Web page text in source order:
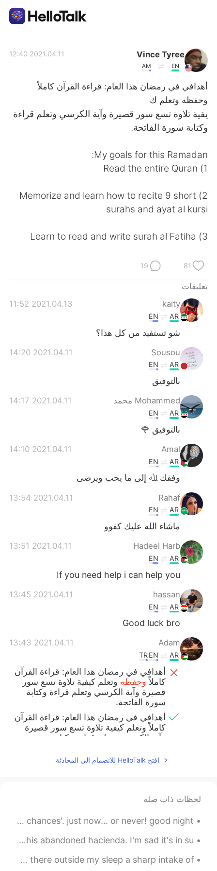
Español
Français Deutsch
Vince Tyree
EN
AM
2021.04.11 12:40
أهدافي في رمضان هذا العام: قراءة القرآن كاملاً
وحفظه وتعلم ك
يفية تلاوة تسع سور قصيرة وآية الكرسي وتعلم قراءة
وكتابة سورة الفاتحة.
My goals for this Ramadan:
1) Read the entire Quran
2) Memorize and learn how to recite 9 short
surahs and ayat al kursi
3) Learn to read and write surah al Fatiha
81
19
تعليقات
kaity
2021.04.13 11:52
AR
EN
شو تستفيد من كل هذا؟
Sousou
2021.04.11 14:20
AR
EN
بالتوفيق
Mohammed محمد 2021.04.11 14:17
AR
EN
بالتوفيق 🌹
Amal
2021.04.11 14:10
AR
EN
وفقك ﷲ إلى ما يحب ويرضى
Rahaf
2021.04.11 13:54
AR
EN
ماشاء الله عليك كفوو
Hadeel Harb
2021.04.11 13:51
AR
EN
If you need help i can help you
hassan
2021.04.11 13:45
AR
EN
Good luck bro
Adam
2021.04.11 13:43
AR
EN
TR
أهدافي في رمضان هذا العام: قراءة القرآن
كاملاًوحفظهوتعلم كيفية تلاوة تسع سور
قصيرة وآية الكرسي وتعلم قراءة وكتابة
سورة الفاتحة.
أهدافي في رمضان هذا العام: قراءة القرآن
كاملاً وتعلم كيفية تلاوة تسع سور قصيرة
وآية الكرسي وتعلم قراءة وكتابة سورة
موفق بإذن الله. و رمضان كريم.
...
2021.04.11 13:28
افتح HelloTalk للانضمام الى المحادثة
لحظات ذات صله
sometimes, there is no 'next time'. no 'second chances'. just now... or never! good night 😴
last week I went to carabayllo with a friend to visit this abandoned hacienda. I'm sad it's in su...
Fox by Alice Oswald. I heard a cough as if a thief was there outside my sleep a sharp intake of ...